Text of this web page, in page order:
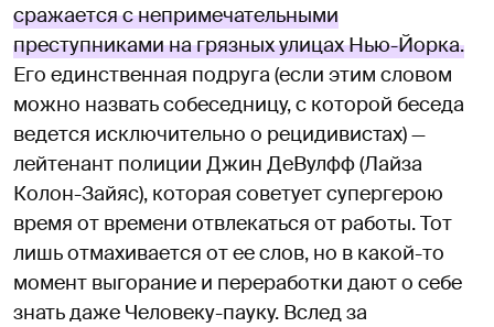
сражается с непримечательными
преступниками на грязных улицах Нью-Йорка.
Его единственная подруга (если этим словом
можно назвать собеседницу, с которой беседа
ведется исключительно о рецидивистах) —
лейтенант полиции Джин ДеВулфф (Лайза
Колон-Зайяс), которая советует супергерою
время от времени отвлекаться от работы. Тот
лишь отмахивается от ее слов, но в какой-то
момент выгорание и переработки дают о себе
знать даже Человеку-пауку. Вслед за